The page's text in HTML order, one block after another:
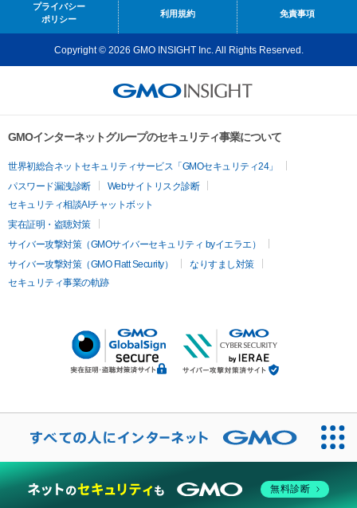
プライバシー
ポリシー
利用規約 免責事項
Copyright © 2026 GMO INSIGHT Inc. All Rights Reserved.
GMOインターネットグループのセキュリティ事業について
世界初総合ネットセキュリティサービス「GMOセキュリティ24」
パスワード漏洩診断
Webサイトリスク診断
セキュリティ相談AIチャットボット
実在証明・盗聴対策
サイバー攻撃対策（GMOサイバーセキュリティ byイエラエ）
サイバー攻撃対策（GMO Flatt Security）
なりすまし対策
セキュリティ事業の軌跡
無料診断